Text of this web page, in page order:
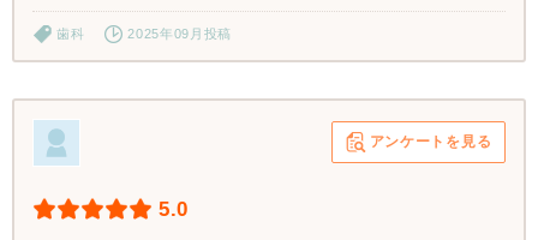
歯科 2025年09月投稿
アンケートを見る
5.0